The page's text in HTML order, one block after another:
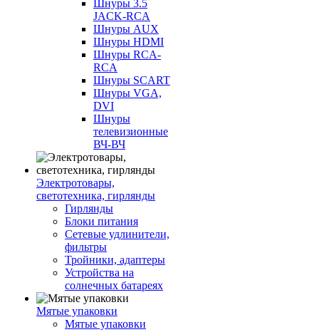
Шнуры 3.5
JACK-RCA
Шнуры AUX
Шнуры HDMI
Шнуры RCA-
RCA
Шнуры SCART
Шнуры VGA,
DVI
Шнуры
телевизионные
ВЧ-ВЧ
Электротовары,
светотехника, гирлянды
Гирлянды
Блоки питания
Сетевые удлинители,
фильтры
Тройники, адаптеры
Устройства на
солнечных батареях
Мятые упаковки
Мятые упаковки